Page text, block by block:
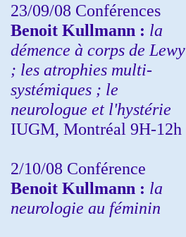
23/09/08 Conférences
Benoit Kullmann : la
démence à corps de Lewy
; les atrophies multi-
systémiques ; le
neurologue et l'hystérie
IUGM, Montréal 9H-12h
2/10/08 Conférence
Benoit Kullmann : la
neurologie au féminin